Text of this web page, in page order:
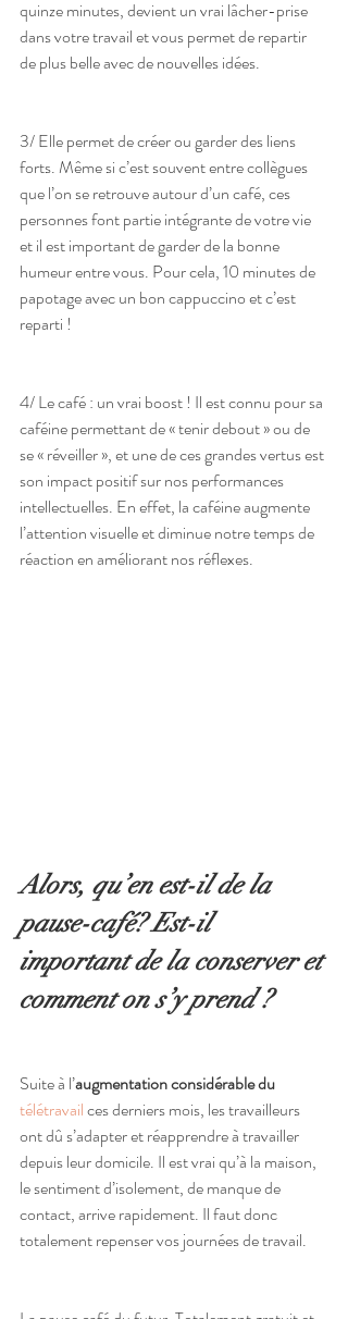
quinze minutes, devient un vrai lâcher-prise
dans votre travail et vous permet de repartir
de plus belle avec de nouvelles idées.
3/ Elle permet de créer ou garder des liens
forts. Même si c’est souvent entre collègues
que l’on se retrouve autour d’un café, ces
personnes font partie intégrante de votre vie
et il est important de garder de la bonne
humeur entre vous. Pour cela, 10 minutes de
papotage avec un bon cappuccino et c’est
reparti !
4/ Le café : un vrai boost ! Il est connu pour sa
caféine permettant de « tenir debout » ou de
se « réveiller », et une de ces grandes vertus est
son impact positif sur nos performances
intellectuelles. En effet, la caféine augmente
l’attention visuelle et diminue notre temps de
réaction en améliorant nos réflexes.
Alors, qu’en est-il de la
pause-café? Est-il
important de la conserver et
comment on s’y prend ?
Suite à l’augmentation considérable du
télétravail ces derniers mois, les travailleurs
ont dû s’adapter et réapprendre à travailler
depuis leur domicile. Il est vrai qu’à la maison,
le sentiment d’isolement, de manque de
contact, arrive rapidement. Il faut donc
totalement repenser vos journées de travail.